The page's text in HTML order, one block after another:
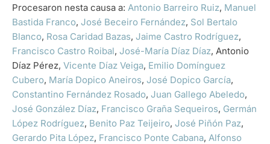
Procesaron nesta causa a: Antonio Barreiro Ruiz, Manuel
Bastida Franco, José Beceiro Fernández, Sol Bertalo
Blanco, Rosa Caridad Bazas, Jaime Castro Rodríguez,
Francisco Castro Roibal, José-María Díaz Díaz, Antonio
Díaz Pérez, Vicente Díaz Veiga, Emilio Domínguez
Cubero, María Dopico Aneiros, José Dopico García,
Constantino Fernández Rosado, Juan Gallego Abeledo,
José González Díaz, Francisco Graña Sequeiros, Germán
López Rodríguez, Benito Paz Teijeiro, José Piñón Paz,
Gerardo Pita López, Francisco Ponte Cabana, Alfonso